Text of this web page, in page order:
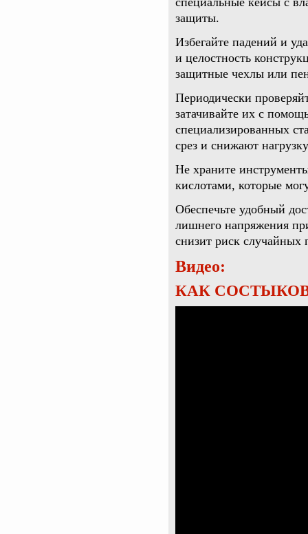
защиты.
Избегайте падений и
и целостность
защитные чехлы или
Периодически
затачивайте их с
специализированных
срез и снижают
Не храните
кислотами, которые
Обеспечьте удобный
лишнего напряжения
снизит риск
Видео:
КАК